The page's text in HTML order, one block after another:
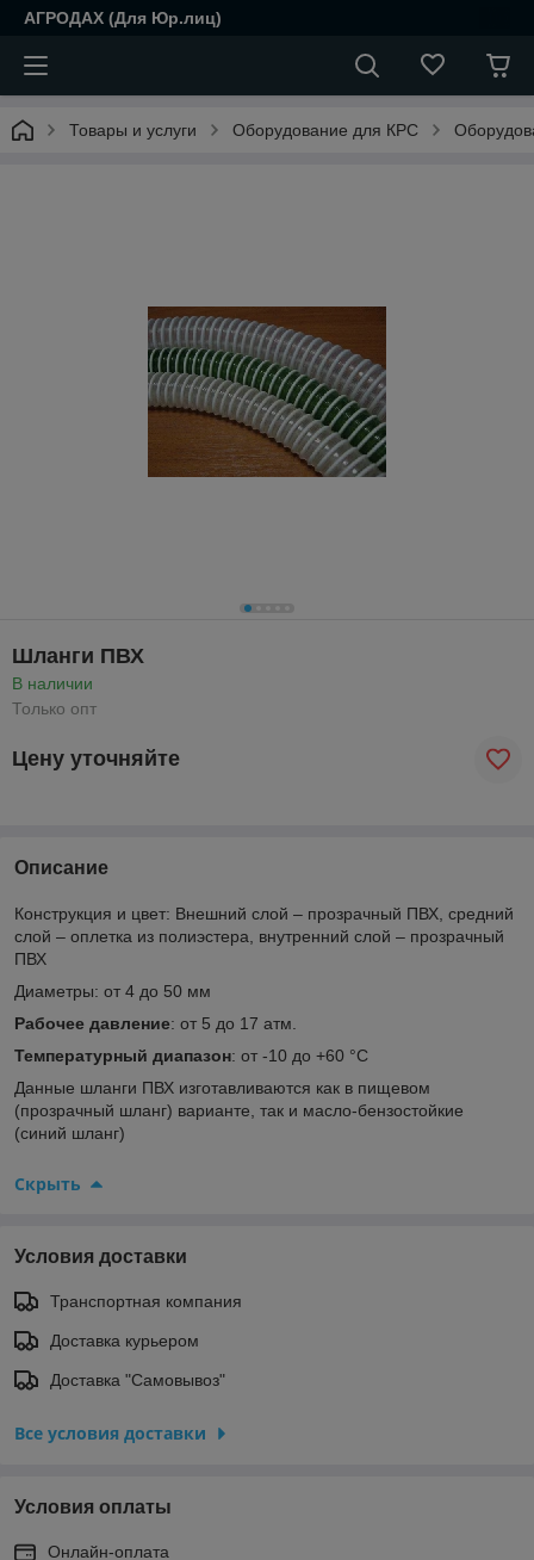
АГРОДАХ (Для Юр.лиц)
Товары и услуги Оборудование для КРС
Шланги ПВХ
В наличии
Только опт
Цену уточняйте
Описание
Конструкция и цвет: Внешний слой – прозрачный ПВХ, средний
слой – оплетка из полиэстера, внутренний слой – прозрачный
ПВХ
Диаметры: от 4 до 50 мм
Рабочее давление: от 5 до 17 атм.
Температурный диапазон: от -10 до +60 °С
Данные шланги ПВХ изготавливаются как в пищевом
(прозрачный шланг) варианте, так и масло-бензостойкие
(синий шланг)
Скрыть
Условия доставки
Транспортная компания
Доставка курьером
Доставка "Самовывоз"
Все условия доставки
Условия оплаты
Онлайн-оплата